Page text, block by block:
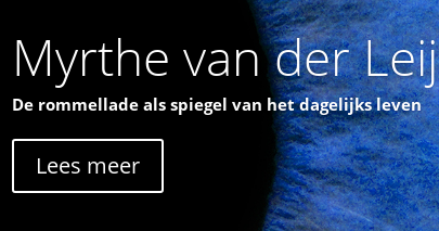
Myrthe van der Leij
De rommellade als spiegel van het dagelijks leven
Lees meer